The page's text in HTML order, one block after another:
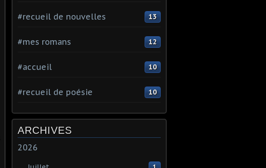
#recueil de nouvelles 13
#mes romans 12
#accueil 10
#recueil de poésie 10
ARCHIVES
2026